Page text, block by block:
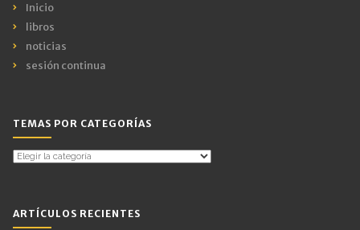
Inicio
libros
noticias
sesión continua
TEMAS POR CATEGORÍAS
Temas
ARTÍCULOS RECIENTES